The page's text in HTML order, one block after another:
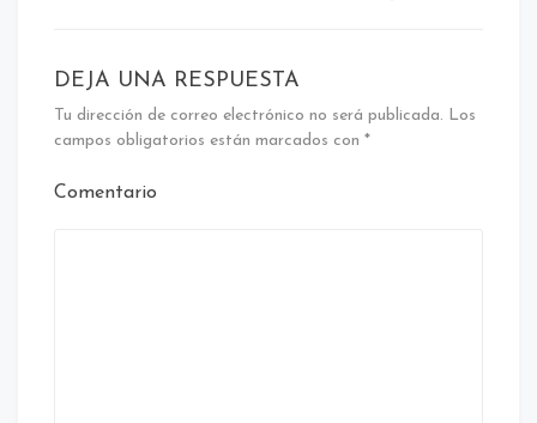
DEJA UNA RESPUESTA
Tu dirección de correo electrónico no será publicada. Los
campos obligatorios están marcados con *
Comentario